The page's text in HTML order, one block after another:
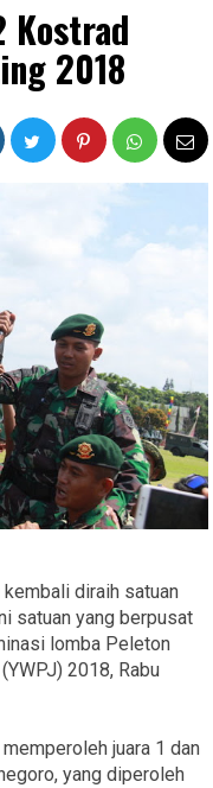
Kostrad
2018
diraih satuan
satuan yang berpusat
lomba Peleton
2018, Rabu
juara 1 dan
yang diperoleh